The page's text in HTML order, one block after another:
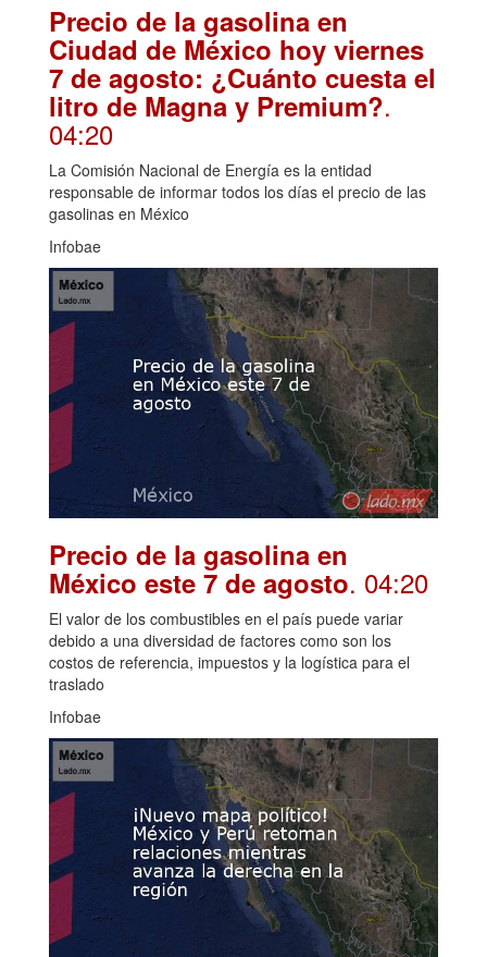
Precio de la gasolina en
Ciudad de México hoy viernes
7 de agosto: ¿Cuánto cuesta el
litro de Magna y Premium?.
04:20
La Comisión Nacional de Energía es la entidad
responsable de informar todos los días el precio de las
gasolinas en México
Infobae
Precio de la gasolina en
México este 7 de agosto. 04:20
El valor de los combustibles en el país puede variar
debido a una diversidad de factores como son los
costos de referencia, impuestos y la logística para el
traslado
Infobae